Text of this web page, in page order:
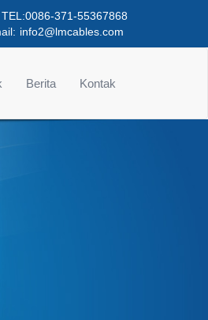
TEL:0086-371-55367868
info2@lmcables.com
Berita Kontak